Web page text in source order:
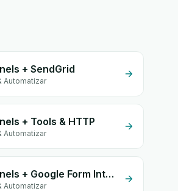
+ SendGrid
Automatizar
+ Tools & HTTP
Automatizar
lightfunnels + Google Form Integration
Automatizar